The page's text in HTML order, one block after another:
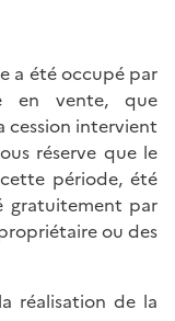
a été occupé par
en vente, que
cession intervient
réserve que le
période, été
gratuitement par
ou des
réalisation de la